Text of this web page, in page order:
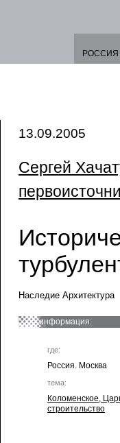
РОССИЯ
13.09.2005
Сергей
Наследие Архитектура
информация:
где:
Россия. Москва
тема:
Коломенское,
строительство